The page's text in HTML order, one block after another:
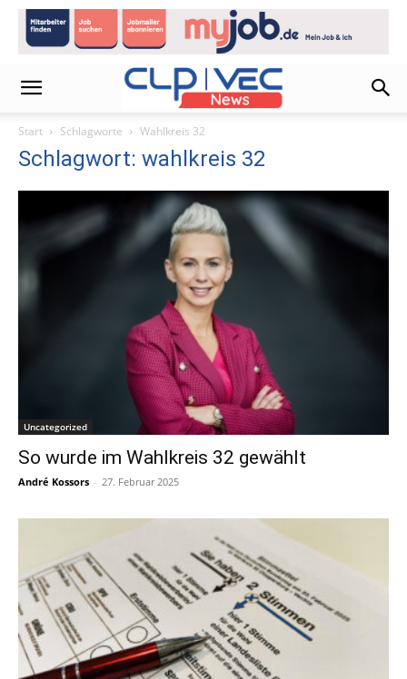
Start Schlagworte Wahlkreis 32
Schlagwort: wahlkreis 32
Uncategorized
So wurde im Wahlkreis 32 gewählt
André Kossors - 27. Februar 2025